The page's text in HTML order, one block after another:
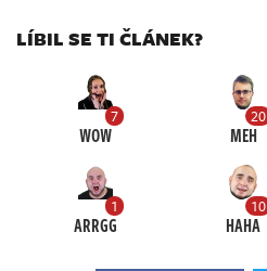
LÍBIL SE TI ČLÁNEK?
7
WOW
20
MEH
1
ARRGG
10
HAHA